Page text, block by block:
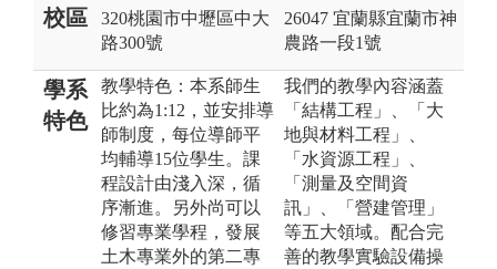
校區
320桃園市中壢區中大
路300號
26047 宜蘭縣宜蘭市神
農路一段1號
學系
特色
教學特色：本系師生
比約為1:12，並安排導
師制度，每位導師平
均輔導15位學生。課
程設計由淺入深，循
序漸進。另外尚可以
修習專業學程，發展
土木專業外的第二專
我們的教學內容涵蓋
「結構工程」、「大
地與材料工程」、
「水資源工程」、
「測量及空間資
訊」、「營建管理」
等五大領域。配合完
善的教學實驗設備操